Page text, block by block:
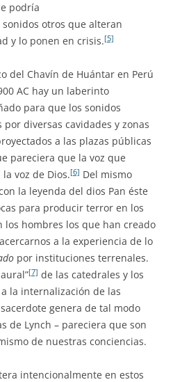
podría
sonidos otros que alteran
y lo ponen en crisis.[5]
del Chavín de Huántar en Perú
AC hay un laberinto
para que los sonidos
diversas cavidades y zonas
a las plazas públicas
pareciera que la voz que
voz de Dios.[6] Del mismo
la leyenda del dios Pan éste
para producir terror en los
los hombres los que han creado
a la experiencia de lo
por instituciones terrenales.
[7] de las catedrales y los
la internalización de las
genera de tal modo
de Lynch – pareciera que son
de nuestras conciencias.
intencionalmente en estos